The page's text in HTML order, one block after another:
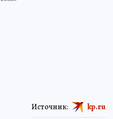
Источник: kp.ru